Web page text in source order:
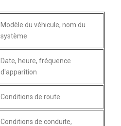
Modèle du véhicule, nom du
système
Date, heure, fréquence
d'apparition
Conditions de route
Conditions de conduite,